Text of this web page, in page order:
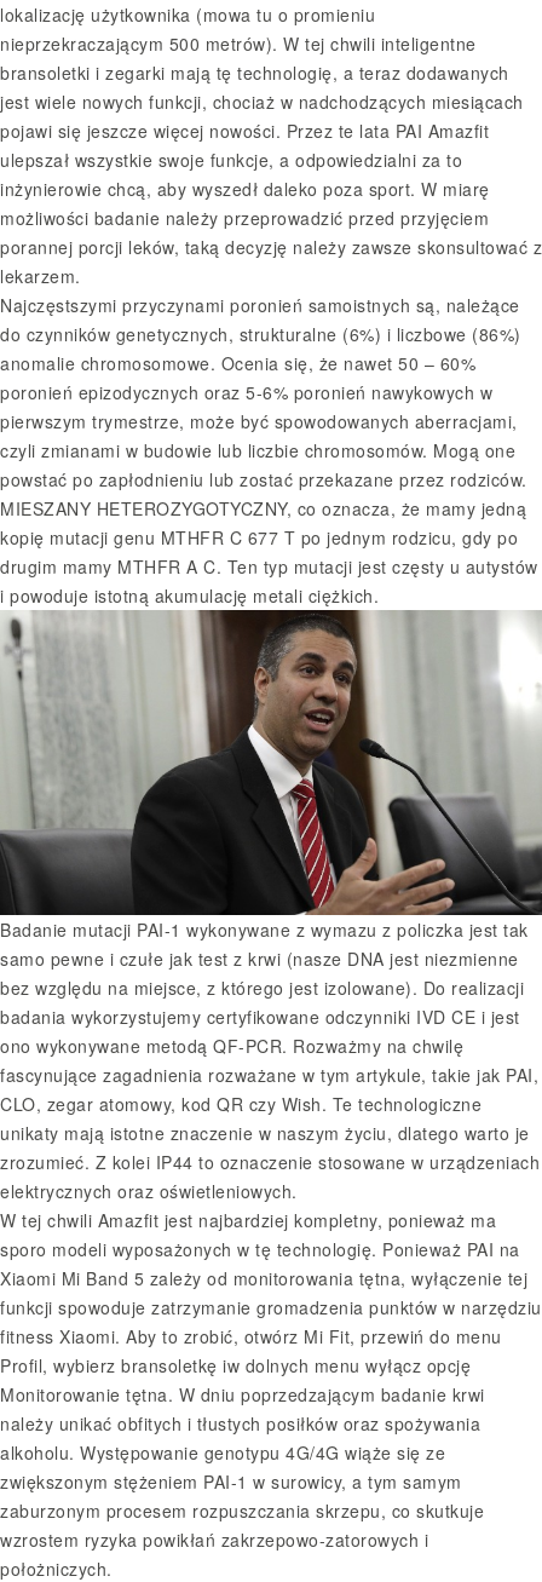
lokalizację użytkownika (mowa tu o promieniu
nieprzekraczającym 500 metrów). W tej chwili inteligentne
bransoletki i zegarki mają tę technologię, a teraz dodawanych
jest wiele nowych funkcji, chociaż w nadchodzących miesiącach
pojawi się jeszcze więcej nowości. Przez te lata PAI Amazfit
ulepszał wszystkie swoje funkcje, a odpowiedzialni za to
inżynierowie chcą, aby wyszedł daleko poza sport. W miarę
możliwości badanie należy przeprowadzić przed przyjęciem
porannej porcji leków, taką decyzję należy zawsze skonsultować z
lekarzem.
Najczęstszymi przyczynami poronień samoistnych są, należące
do czynników genetycznych, strukturalne (6%) i liczbowe (86%)
anomalie chromosomowe. Ocenia się, że nawet 50 – 60%
poronień epizodycznych oraz 5-6% poronień nawykowych w
pierwszym trymestrze, może być spowodowanych aberracjami,
czyli zmianami w budowie lub liczbie chromosomów. Mogą one
powstać po zapłodnieniu lub zostać przekazane przez rodziców.
MIESZANY HETEROZYGOTYCZNY, co oznacza, że mamy jedną
kopię mutacji genu MTHFR C 677 T po jednym rodzicu, gdy po
drugim mamy MTHFR A C. Ten typ mutacji jest częsty u autystów
i powoduje istotną akumulację metali ciężkich.
Badanie mutacji PAI-1 wykonywane z wymazu z policzka jest tak
samo pewne i czułe jak test z krwi (nasze DNA jest niezmienne
bez względu na miejsce, z którego jest izolowane). Do realizacji
badania wykorzystujemy certyfikowane odczynniki IVD CE i jest
ono wykonywane metodą QF-PCR. Rozważmy na chwilę
fascynujące zagadnienia rozważane w tym artykule, takie jak PAI,
CLO, zegar atomowy, kod QR czy Wish. Te technologiczne
unikaty mają istotne znaczenie w naszym życiu, dlatego warto je
zrozumieć. Z kolei IP44 to oznaczenie stosowane w urządzeniach
elektrycznych oraz oświetleniowych.
W tej chwili Amazfit jest najbardziej kompletny, ponieważ ma
sporo modeli wyposażonych w tę technologię. Ponieważ PAI na
Xiaomi Mi Band 5 zależy od monitorowania tętna, wyłączenie tej
funkcji spowoduje zatrzymanie gromadzenia punktów w narzędziu
fitness Xiaomi. Aby to zrobić, otwórz Mi Fit, przewiń do menu
Profil, wybierz bransoletkę iw dolnych menu wyłącz opcję
Monitorowanie tętna. W dniu poprzedzającym badanie krwi
należy unikać obfitych i tłustych posiłków oraz spożywania
alkoholu. Występowanie genotypu 4G/4G wiąże się ze
zwiększonym stężeniem PAI-1 w surowicy, a tym samym
zaburzonym procesem rozpuszczania skrzepu, co skutkuje
wzrostem ryzyka powikłań zakrzepowo-zatorowych i
położniczych.